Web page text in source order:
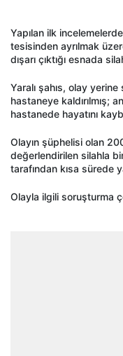
Yapılan ilk
tesisinden ayrılmak
dışarı çıktığı esnada
Yaralı şahıs, olay
hastaneye kaldırılmış;
hastanede hayatını
Olayın şüphelisi olan
değerlendirilen silahla
tarafından kısa sürede
Olayla ilgili soruşturma